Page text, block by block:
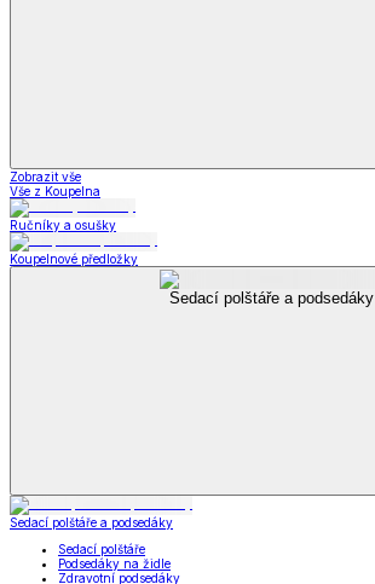
Zobrazit vše
Vše z Koupelna
Ručníky a osušky
Koupelnové předložky
Sedací polštáře a podsedáky
Sedací polštáře a podsedáky
Sedací polštáře
Podsedáky na židle
Zdravotní podsedáky